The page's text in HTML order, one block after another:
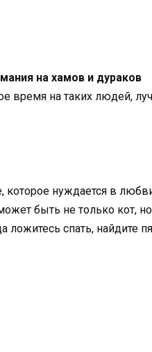
на хамов и дураков
время на таких людей,
которое нуждается в
быть не только кот,
ложитесь спать,